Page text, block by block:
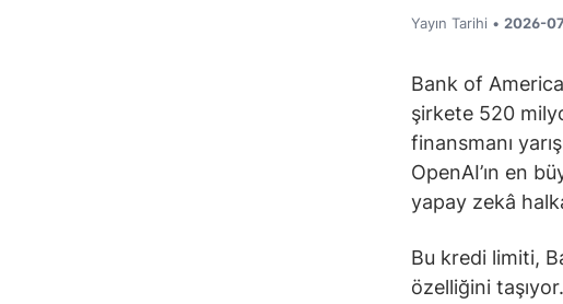
Yayın Tarihi • 2026-
Bank of America
şirkete 520
finansmanı
OpenAI’ın en
yapay zekâ
Bu kredi limiti,
özelliğini